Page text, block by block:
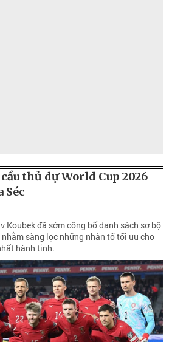
thủ dự World Cup 2026
Séc
Koubek đã sớm công bố danh sách sơ bộ
sàng lọc những nhân tố tối ưu cho
hành tinh.